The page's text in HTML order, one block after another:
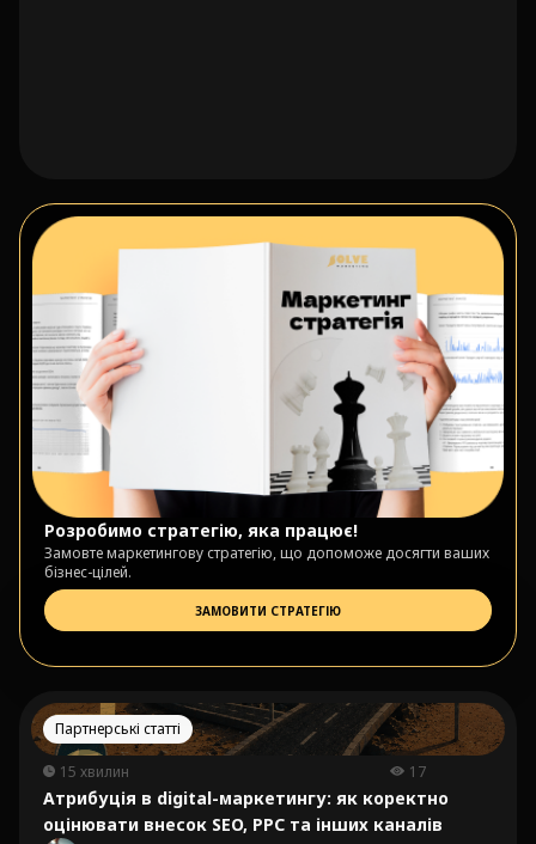
Партнерські статті
15 хвилин 17
Атрибуція в digital-маркетингу: як коректно
оцінювати внесок SEO, PPC та інших каналів
Розробимо стратегію, яка працює!
Замовте маркетингову стратегію, що допоможе досягти ваших
бізнес-цілей.
ЗАМОВИТИ СТРАТЕГІЮ